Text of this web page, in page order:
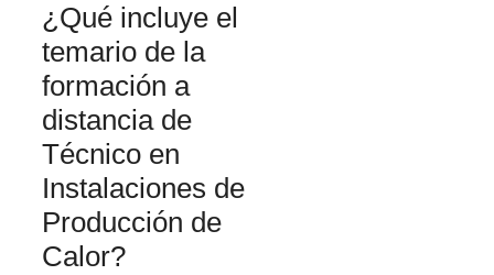
¿Qué incluye el
temario de la
formación a
distancia de
Técnico en
Instalaciones de
Producción de
Calor?